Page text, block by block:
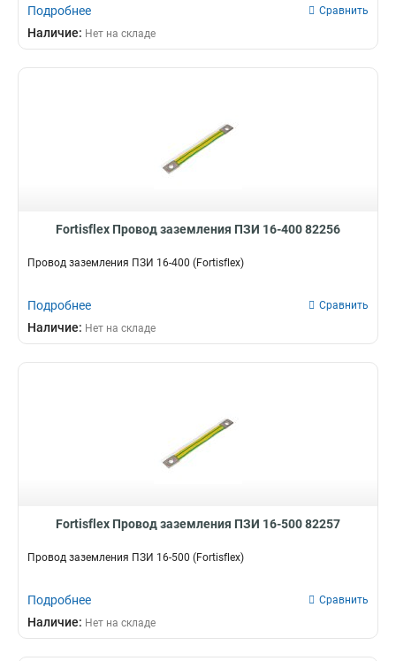
Подробнее Сравнить
Наличие: Нет на складе
Fortisflex Провод заземления ПЗИ 16-400 82256
Провод заземления ПЗИ 16-400 (Fortisflex)
Подробнее Сравнить
Наличие: Нет на складе
Fortisflex Провод заземления ПЗИ 16-500 82257
Провод заземления ПЗИ 16-500 (Fortisflex)
Подробнее Сравнить
Наличие: Нет на складе